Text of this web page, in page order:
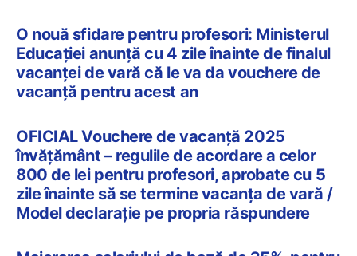
O nouă sfidare pentru profesori: Ministerul
Educației anunță cu 4 zile înainte de finalul
vacanței de vară că le va da vouchere de
vacanță pentru acest an
OFICIAL Vouchere de vacanță 2025
învățământ – regulile de acordare a celor
800 de lei pentru profesori, aprobate cu 5
zile înainte să se termine vacanța de vară /
Model declarație pe propria răspundere